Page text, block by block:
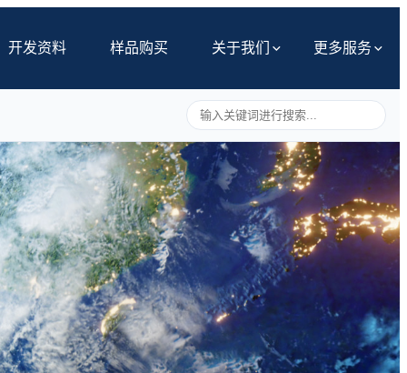
开发资料 样品购买 关于我们 更多服务